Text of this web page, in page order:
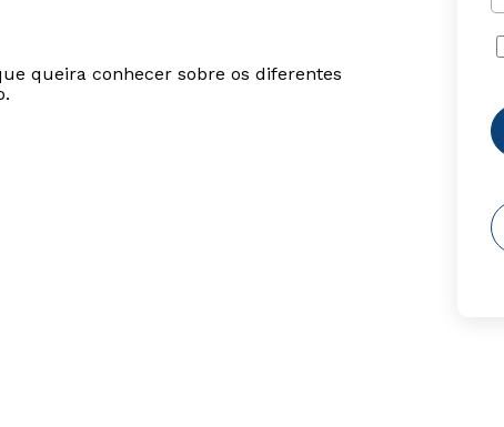
queira conhecer sobre os diferentes